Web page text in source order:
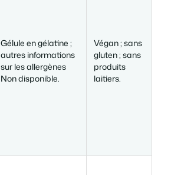
Gélule en gélatine ;
autres informations
sur les allergènes
Non disponible.
Végan ; sans
gluten ; sans
produits
laitiers.